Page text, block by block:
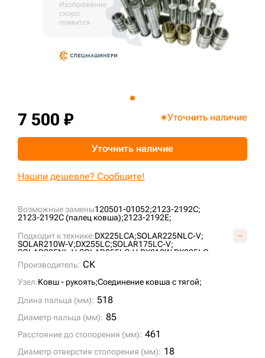
Возможные замены120501-01052;2123-2192C;
2123-2192C (палец ковша);2123-2192E;
Подходит к технике:DX225LCA;SOLAR225NLC-V;
SOLAR210W-V;DX255LC;SOLAR175LC-V;
SOLAR225NL-V;SOLAR255LC-V;DX210W;DX225LC;
SOLAR220LC-V;
SOLAR170LC-V;
SOLAR230LC-V;DX225;
Производитель: СК
Узел:Ковш - рукоять;Соединение ковша с тягой;
Длина пальца (мм): 518
Диаметр пальца (мм): 85
Расстояние до стопорения (мм): 461
Диаметр отверстия стопорения (мм): 18
7 500 ₽ Уточнить наличие
Уточнить наличие
Нашли дешевле? Сообщите!
3D тур по складам
sksale@skdst.ru